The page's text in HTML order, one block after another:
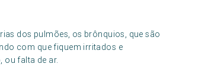
dos pulmões, os brônquios, que são
com que fiquem irritados e
falta de ar.